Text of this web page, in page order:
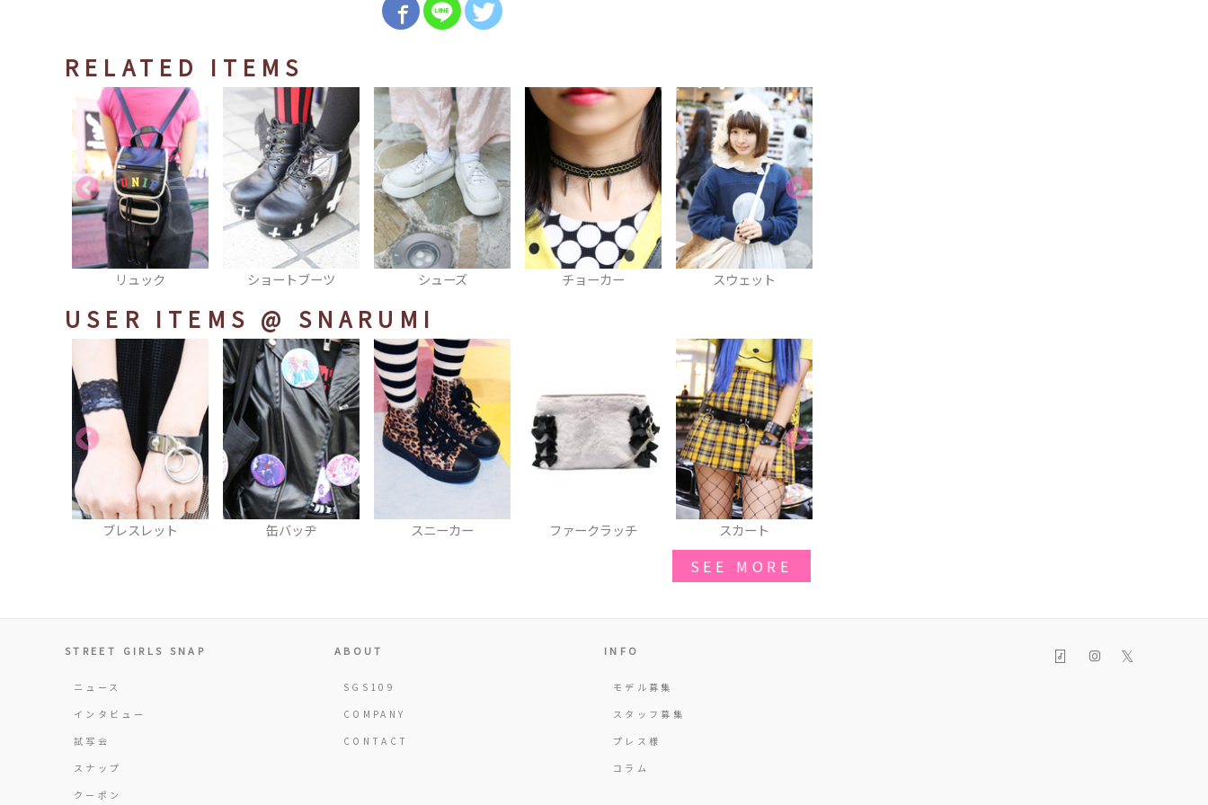
RELATED ITEMS
ショートブーツ シューズ チョーカー スウェット ハット
USER ITEMS @ SNARUMI
缶バッヂ スニーカー ファークラッチ スカート リュック
SEE MORE
STREET GIRLS SNAP
ニュース
インタビュー
試写会
スナップ
クーポン
ABOUT
SGS109
COMPANY
CONTACT
INFO
モデル募集
スタッフ募集
プレス様
コラム
𝕏